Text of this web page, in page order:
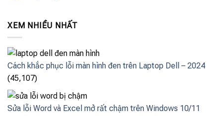
XEM NHIỀU NHẤT
Cách khắc phục lỗi màn hình đen trên Laptop Dell – 2024
(45,107)
Sửa lỗi Word và Excel mở rất chậm trên Windows 10/11